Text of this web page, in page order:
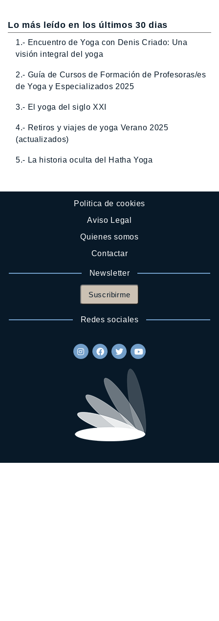
Lo más leído en los últimos 30 dias
1.- Encuentro de Yoga con Denis Criado: Una
visión integral del yoga
2.- Guía de Cursos de Formación de Profesoras/es
de Yoga y Especializados 2025
3.- El yoga del siglo XXI
4.- Retiros y viajes de yoga Verano 2025
(actualizados)
5.- La historia oculta del Hatha Yoga
Politica de cookies
Aviso Legal
Quienes somos
Contactar
Newsletter
Suscribirme
Redes sociales